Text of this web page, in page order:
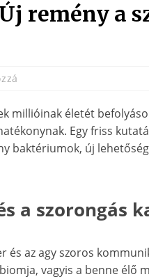
remény a
millióinak életét
Egy friss
baktériumok, új
a szorongás
és az agy szoros
vagyis a benne élő